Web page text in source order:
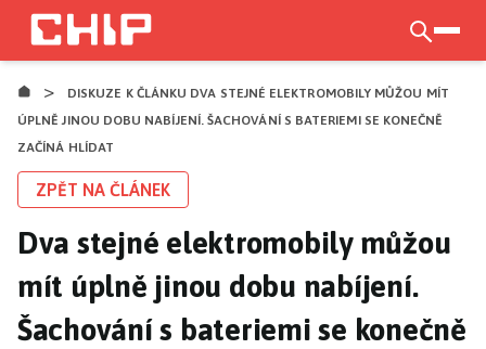
Přejít
hlavnímu
obsahu
>
DISKUZE K ČLÁNKU DVA STEJNÉ ELEKTROMOBILY MŮŽOU MÍT
ÚPLNĚ JINOU DOBU NABÍJENÍ. ŠACHOVÁNÍ S BATERIEMI SE KONEČNĚ
ZAČÍNÁ HLÍDAT
ZPĚT NA ČLÁNEK
Dva stejné elektromobily můžou
mít úplně jinou dobu nabíjení.
Šachování s bateriemi se konečně